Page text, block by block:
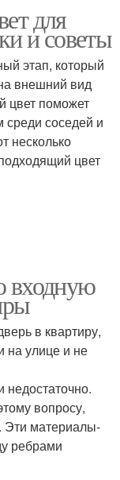
для
и советы
этап, который
внешний вид
цвет поможет
среди соседей и
несколько
цвет
входную
в квартиру,
на улице и не
недостаточно.
вопросу,
Эти материалы-
ребрами